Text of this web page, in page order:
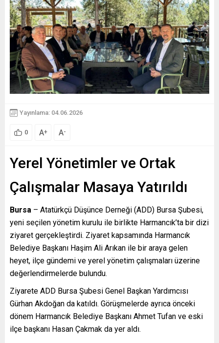
Yayınlama: 04.06.2026
0 A+ A-
Yerel Yönetimler ve Ortak
Çalışmalar Masaya Yatırıldı
Bursa – Atatürkçü Düşünce Derneği (ADD) Bursa Şubesi,
yeni seçilen yönetim kurulu ile birlikte Harmancık’ta bir dizi
ziyaret gerçekleştirdi. Ziyaret kapsamında Harmancık
Belediye Başkanı Haşim Ali Arıkan ile bir araya gelen
heyet, ilçe gündemi ve yerel yönetim çalışmaları üzerine
değerlendirmelerde bulundu.
Ziyarete ADD Bursa Şubesi Genel Başkan Yardımcısı
Gürhan Akdoğan da katıldı. Görüşmelerde ayrıca önceki
dönem Harmancık Belediye Başkanı Ahmet Tufan ve eski
ilçe başkanı Hasan Çakmak da yer aldı.